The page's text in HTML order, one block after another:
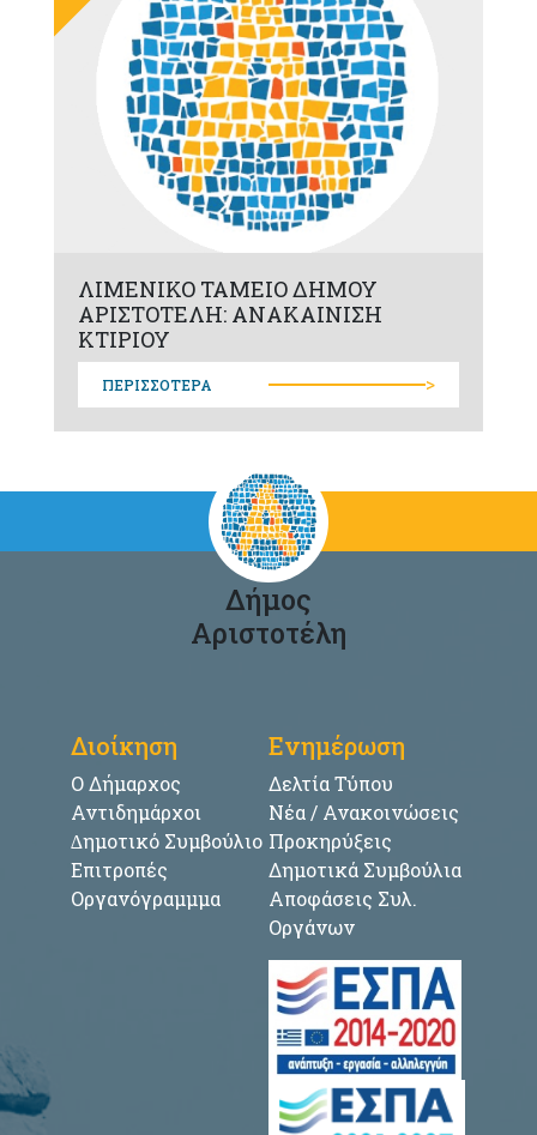
ΛΙΜΕΝΙΚΟ ΤΑΜΕΙΟ ΔΗΜΟΥ
ΑΡΙΣΤΟΤΕΛΗ: ΑΝΑΚΑΙΝΙΣΗ
ΚΤΙΡΙΟΥ
ΠΕΡΙΣΣΟΤΕΡΑ >
Δήμος
Αριστοτέλη
Διοίκηση
Ο Δήμαρχος
Αντιδημάρχοι
∆ημοτικό Συμβούλιο
Επιτροπές
Οργανόγραμμμα
Ενημέρωση
Δελτία Τύπου
Νέα / Ανακοινώσεις
Προκηρύξεις
Δημοτικά Συμβούλια
Αποφάσεις Συλ.
Οργάνων